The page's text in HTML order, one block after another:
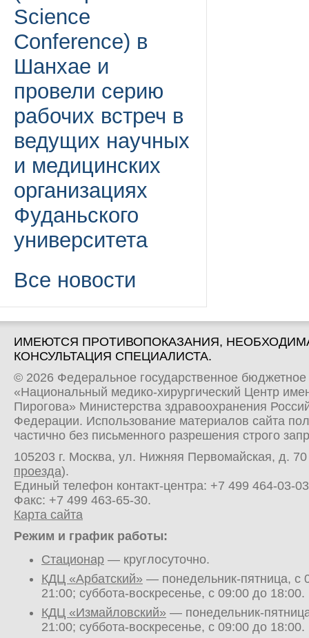
Science
Conference) в
Шанхае и
провели серию
рабочих встреч в
ведущих научных
и медицинских
организациях
Фуданьского
университета
Все новости
ИМЕЮТСЯ ПРОТИВОПОКАЗАНИЯ,
КОНСУЛЬТАЦИЯ СПЕЦИАЛИСТА.
© 2026 Федеральное государственное
«Национальный медико-хирургический Центр
Пирогова» Министерства здравоохранения
Федерации. Использование материалов сайта
частично без письменного разрешения строго
105203 г. Москва, ул. Нижняя Первомайская, д.
проезда).
Единый телефон контакт-центра: +7 499 464-03-03
Факс: +7 499 463-65-30.
Карта сайта
Режим и график работы:
Стационар — круглосуточно.
КДЦ «Арбатский» — понедельник-пятница, с
21:00; суббота-воскресенье, с 09:00 до 18:00.
КДЦ «Измайловский» — понедельник-
21:00; суббота-воскресенье, с 09:00 до 18:00.